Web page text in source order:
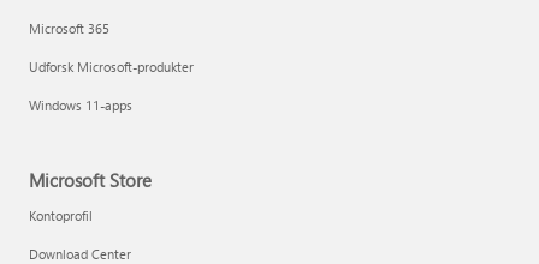
Microsoft 365
Udforsk Microsoft-produkter
Windows 11-apps
Microsoft Store
Kontoprofil
Download Center